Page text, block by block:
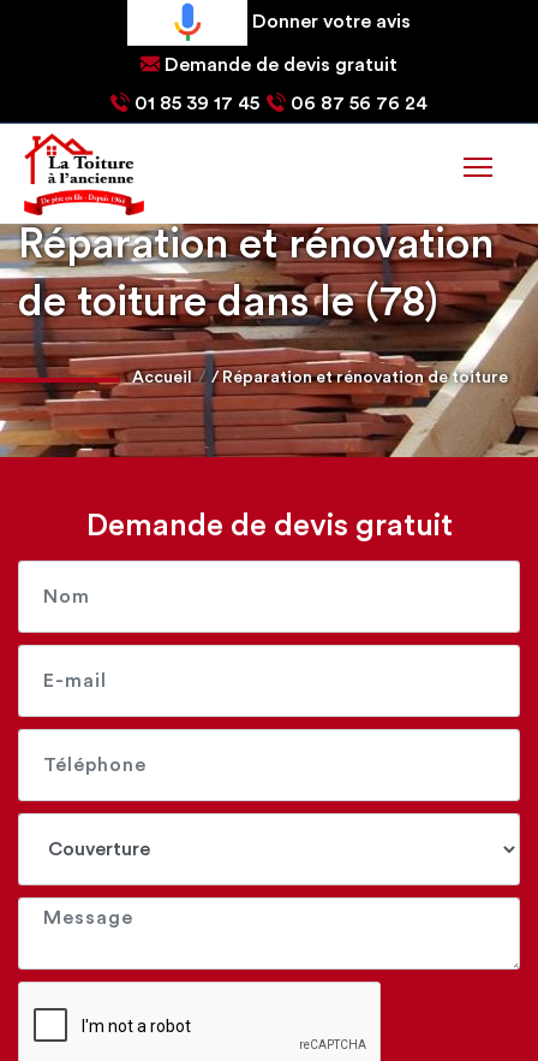
Donner votre avis
Demande de devis gratuit
01 85 39 17 45
06 87 56 76 24
Réparation et rénovation
de toiture dans le (78)
Accueil / Réparation et rénovation de toiture
Demande de devis gratuit